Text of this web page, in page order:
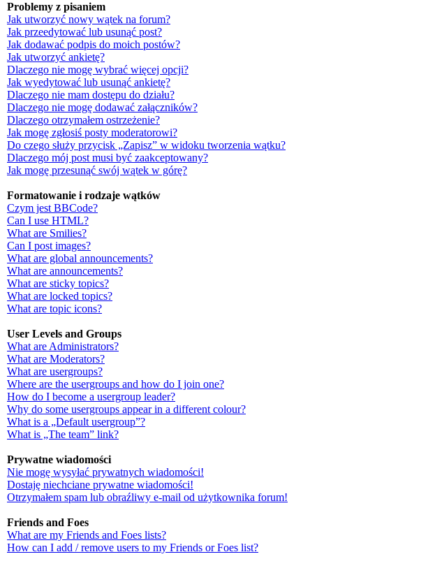
Problemy z pisaniem
Jak utworzyć nowy wątek na forum?
Jak przeedytować lub usunąć post?
Jak dodawać podpis do moich postów?
Jak utworzyć ankietę?
Dlaczego nie mogę wybrać więcej opcji?
Jak wyedytować lub usunąć ankietę?
Dlaczego nie mam dostępu do działu?
Dlaczego nie mogę dodawać załączników?
Dlaczego otrzymałem ostrzeżenie?
Jak mogę zgłosiś posty moderatorowi?
Do czego służy przycisk „Zapisz” w widoku tworzenia wątku?
Dlaczego mój post musi być zaakceptowany?
Jak mogę przesunąć swój wątek w górę?
Formatowanie i rodzaje wątków
Czym jest BBCode?
Can I use HTML?
What are Smilies?
Can I post images?
What are global announcements?
What are announcements?
What are sticky topics?
What are locked topics?
What are topic icons?
User Levels and Groups
What are Administrators?
What are Moderators?
What are usergroups?
Where are the usergroups and how do I join one?
How do I become a usergroup leader?
Why do some usergroups appear in a different colour?
What is a „Default usergroup”?
What is „The team” link?
Prywatne wiadomości
Nie mogę wysyłać prywatnych wiadomości!
Dostaję niechciane prywatne wiadomości!
Otrzymałem spam lub obraźliwy e-mail od użytkownika forum!
Friends and Foes
What are my Friends and Foes lists?
How can I add / remove users to my Friends or Foes list?